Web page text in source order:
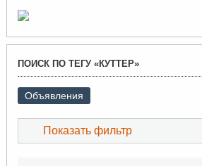
ПОИСК ПО ТЕГУ «КУТТЕР»
Объявления
Показать фильтр